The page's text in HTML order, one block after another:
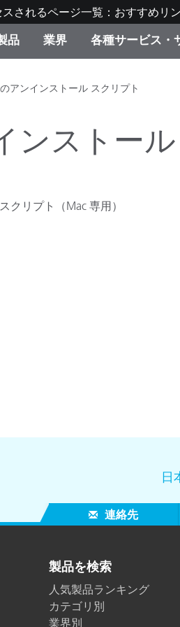
スされるページ一覧：おすすめリ
品
テゴリ別
業界
料・塗装
キスタイル
各種サービス・
理の流れ・サービス一覧
レーニング
アンインストール スクリプト
ンストー
クリプト（Mac 専用）
日
連絡先
製品を検索
人気製品ランキング
カテゴリ別
業界別